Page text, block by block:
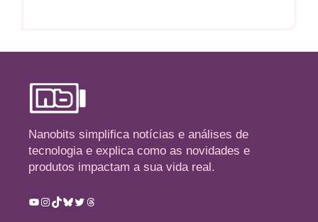
Nanobits simplifica notícias e análises de
tecnologia e explica como as novidades e
produtos impactam a sua vida real.
Youtube
Instagram
TikTok
Bluesky
TwitterThreads